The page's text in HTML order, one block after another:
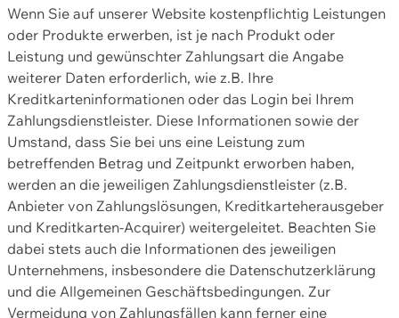
Wenn Sie auf unserer Website kostenpflichtig Leistungen
oder Produkte erwerben, ist je nach Produkt oder
Leistung und gewünschter Zahlungsart die Angabe
weiterer Daten erforderlich, wie z.B. Ihre
Kreditkarteninformationen oder das Login bei Ihrem
Zahlungsdienstleister. Diese Informationen sowie der
Umstand, dass Sie bei uns eine Leistung zum
betreffenden Betrag und Zeitpunkt erworben haben,
werden an die jeweiligen Zahlungsdienstleister (z.B.
Anbieter von Zahlungslösungen, Kreditkarteherausgeber
und Kreditkarten-Acquirer) weitergeleitet. Beachten Sie
dabei stets auch die Informationen des jeweiligen
Unternehmens, insbesondere die Datenschutzerklärung
und die Allgemeinen Geschäftsbedingungen. Zur
Vermeidung von Zahlungsfällen kann ferner eine